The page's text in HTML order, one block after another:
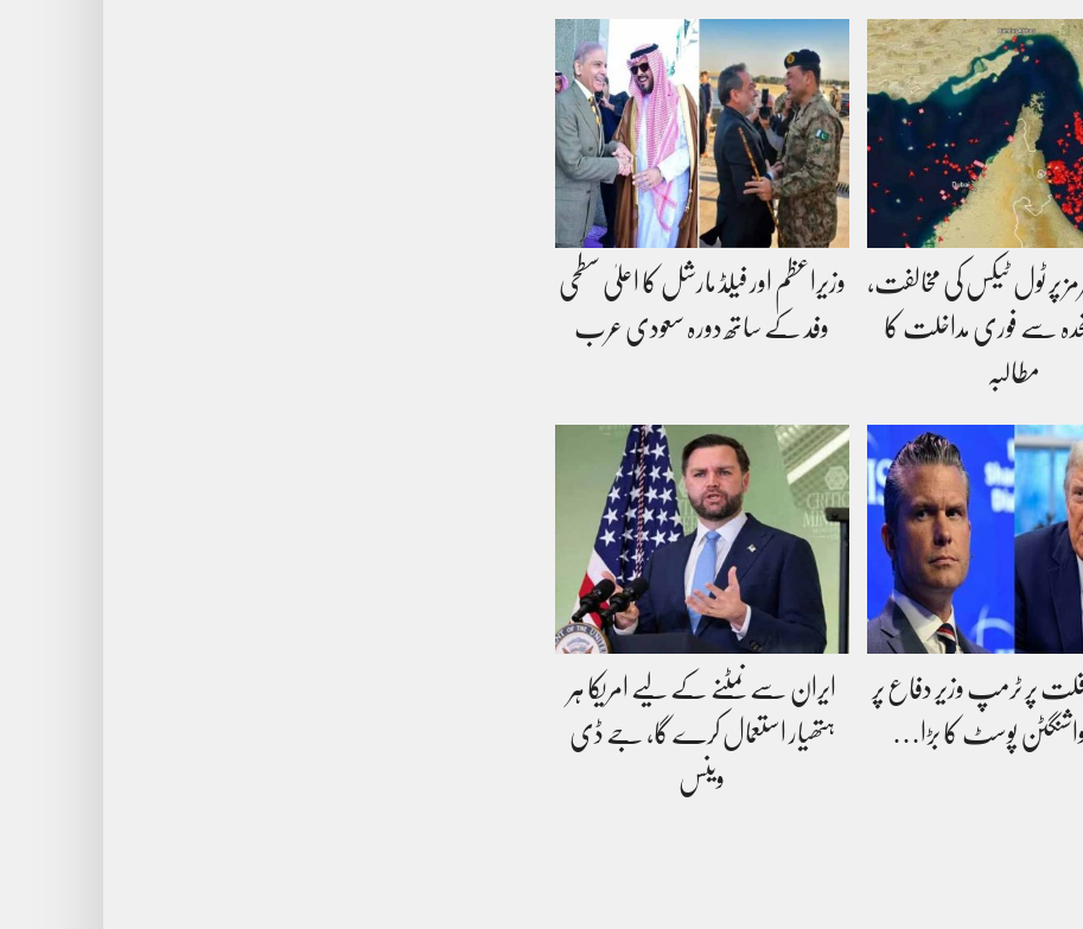
پر ٹول ٹیکس کی مخالفت،
سے فوری مداخلت کا
مطالبہ
وزیراعظم اور فیلڈ مارشل کا اعلیٰ سطحی
وفد کے ساتھ دورہ سعودی عرب
پر ٹرمپ وزیر دفاع پر
واشنگٹن پوسٹ کا بڑا…
ایران سے نمٹنے کے لیے امریکا ہر
ہتھیار استعمال کرے گا، جے ڈی
وینس